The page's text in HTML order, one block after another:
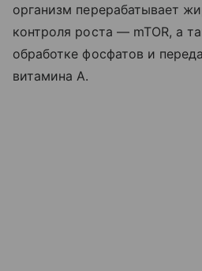
организм перерабатывает
контроля роста — mTOR, а
обработке фосфатов и
витамина A.